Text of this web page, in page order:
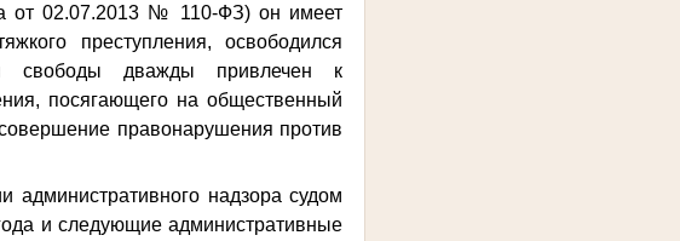
от 02.07.2013 № 110-ФЗ) он имеет
преступления, освободился
свободы дважды привлечен к
посягающего на общественный
правонарушения против
административного надзора судом
и следующие административные